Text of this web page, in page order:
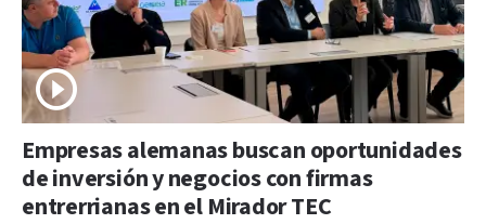
Empresas alemanas buscan oportunidades
de inversión y negocios con firmas
entrerrianas en el Mirador TEC